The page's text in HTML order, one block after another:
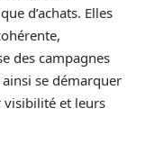
d’achats. Elles
des campagnes
se démarquer
visibilité et leurs